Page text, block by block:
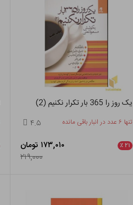
یک روز را 365 بار تکرار نکنیم (2)
تنها ۶ عدد در انبار باقی مانده ۴.۵
۲۱ ٪
۱۷۳,۰۱۰ تومان
۲۱۹,۰۰۰